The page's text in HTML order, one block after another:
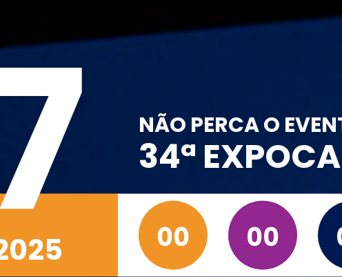
NÃO PERCA O
34ª
00 00